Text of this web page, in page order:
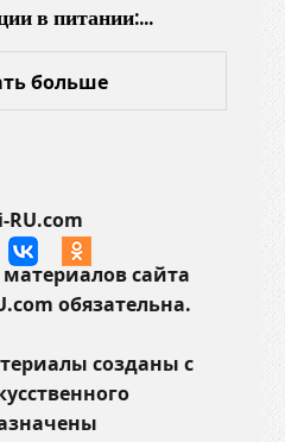
в питании:…
больше
RU.com
сайта
обязательна.
созданы с